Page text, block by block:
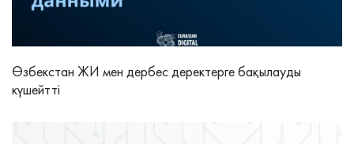
Өзбекстан ЖИ мен дербес деректерге бақылауды
күшейтті